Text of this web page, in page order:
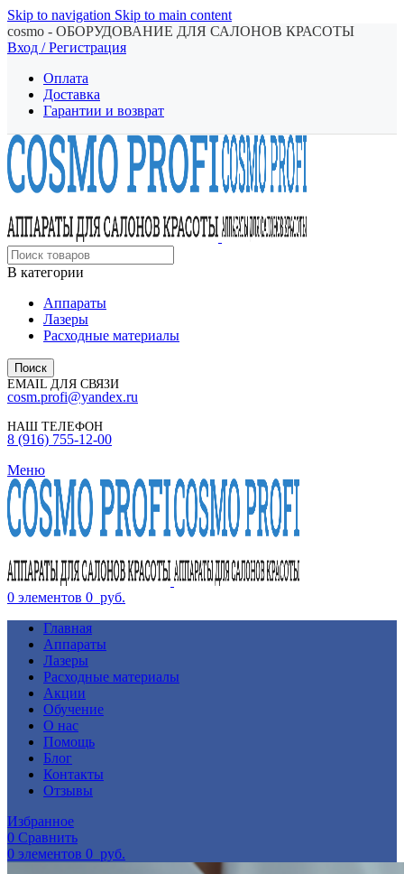
Skip to navigation Skip to main content
cosmo - ОБОРУДОВАНИЕ ДЛЯ САЛОНОВ КРАСОТЫ
Вход / Регистрация
Оплата
Доставка
Гарантии и возврат
В категории
Аппараты
Лазеры
Расходные материалы
Поиск
EMAIL ДЛЯ СВЯЗИ
cosm.profi@yandex.ru
НАШ ТЕЛЕФОН
8 (916) 755-12-00
Меню
0 элементов 0 руб.
Главная
Аппараты
Лазеры
Расходные материалы
Акции
Обучение
О нас
Помощь
Блог
Контакты
Отзывы
Избранное
0 Сравнить
0 элементов 0 руб.